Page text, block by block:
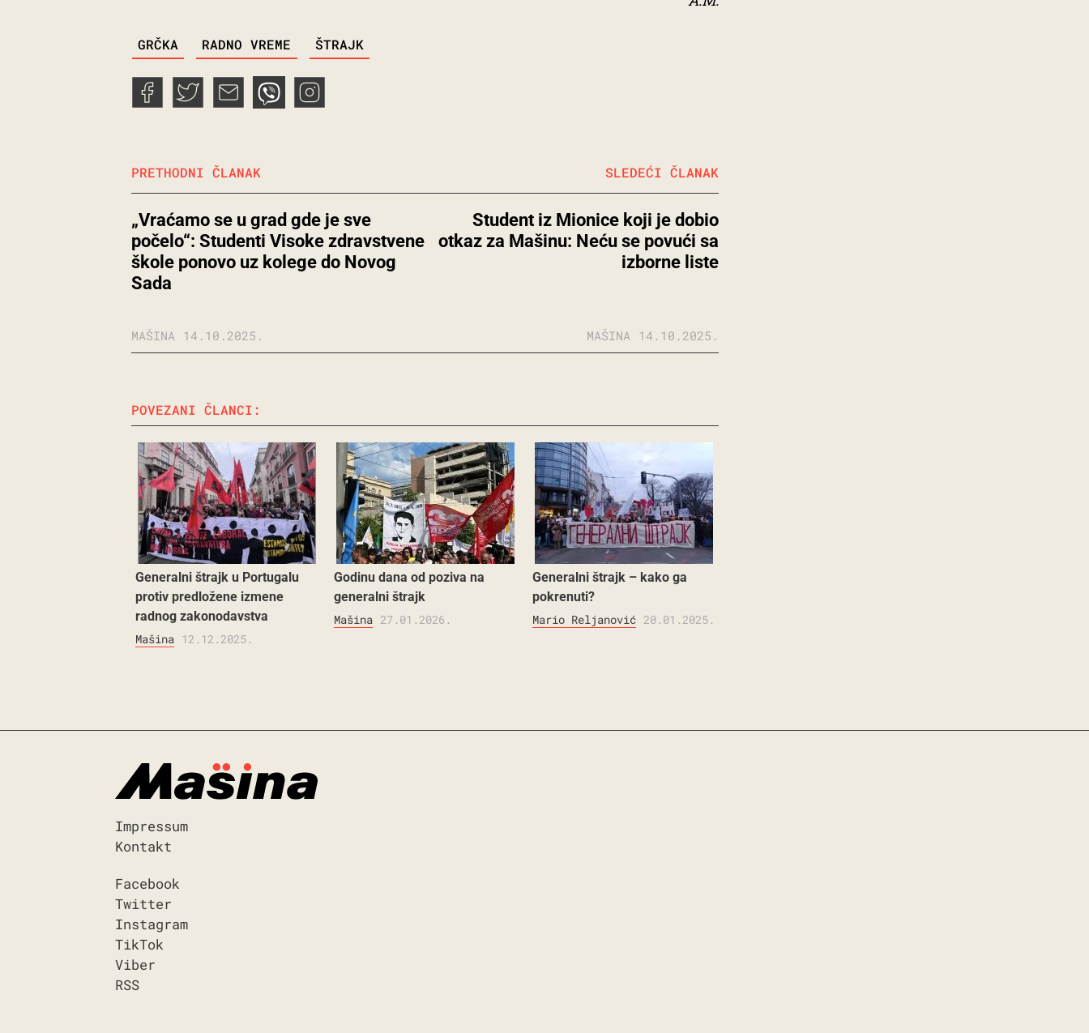
GRČKA RADNO VREME ŠTRAJK
PRETHODNI ČLANAK
„Vraćamo se u grad gde je sve
počelo“: Studenti Visoke zdravstvene
škole ponovo uz kolege do Novog
Sada
MAŠINA 14.10.2025.
Student iz Mionice koji je dobio
otkaz za Mašinu: Neću se povući sa
izborne liste
SLEDEĆI ČLANAK
MAŠINA 14.10.2025.
POVEZANI ČLANCI:
Generalni štrajk u Portugalu
protiv predložene izmene
radnog zakonodavstva
Mašina 12.12.2025.
Godinu dana od poziva na
generalni štrajk
Mašina 27.01.2026.
Generalni štrajk – kako ga
pokrenuti?
Mario Reljanović 20.01.2025.
Impressum
Kontakt
Facebook
Twitter
Instagram
TikTok
Viber
RSS